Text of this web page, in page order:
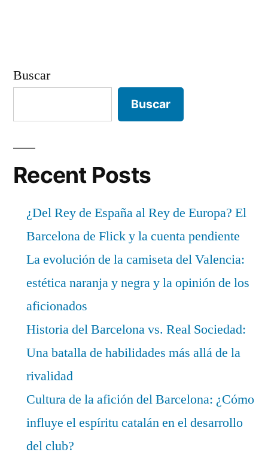
Buscar
Buscar
Recent Posts
¿Del Rey de España al Rey de Europa? El
Barcelona de Flick y la cuenta pendiente
La evolución de la camiseta del Valencia:
estética naranja y negra y la opinión de los
aficionados
Historia del Barcelona vs. Real Sociedad:
Una batalla de habilidades más allá de la
rivalidad
Cultura de la afición del Barcelona: ¿Cómo
influye el espíritu catalán en el desarrollo
del club?